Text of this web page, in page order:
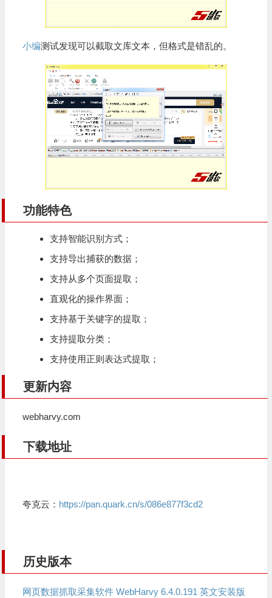
小编测试发现可以截取文库文本，但格式是错乱的。
功能特色
支持智能识别方式；
支持导出捕获的数据；
支持从多个页面提取；
直观化的操作界面；
支持基于关键字的提取；
支持提取分类；
支持使用正则表达式提取；
更新内容
webharvy.com
下载地址
夸克云： https://pan.quark.cn/s/086e877f3cd2
历史版本
网页数据抓取采集软件 WebHarvy 6.4.0.191 英文安装版